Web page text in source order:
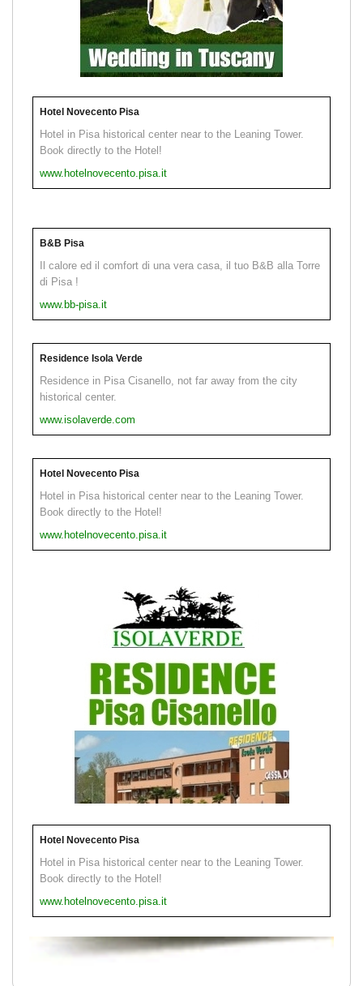
Hotel Novecento Pisa
Hotel in Pisa historical center near to the Leaning Tower.
Book directly to the Hotel!
www.hotelnovecento.pisa.it
B&B Pisa
Il calore ed il comfort di una vera casa, il tuo B&B alla Torre
di Pisa !
www.bb-pisa.it
Residence Isola Verde
Residence in Pisa Cisanello, not far away from the city
historical center.
www.isolaverde.com
Hotel Novecento Pisa
Hotel in Pisa historical center near to the Leaning Tower.
Book directly to the Hotel!
www.hotelnovecento.pisa.it
Hotel Novecento Pisa
Hotel in Pisa historical center near to the Leaning Tower.
Book directly to the Hotel!
www.hotelnovecento.pisa.it